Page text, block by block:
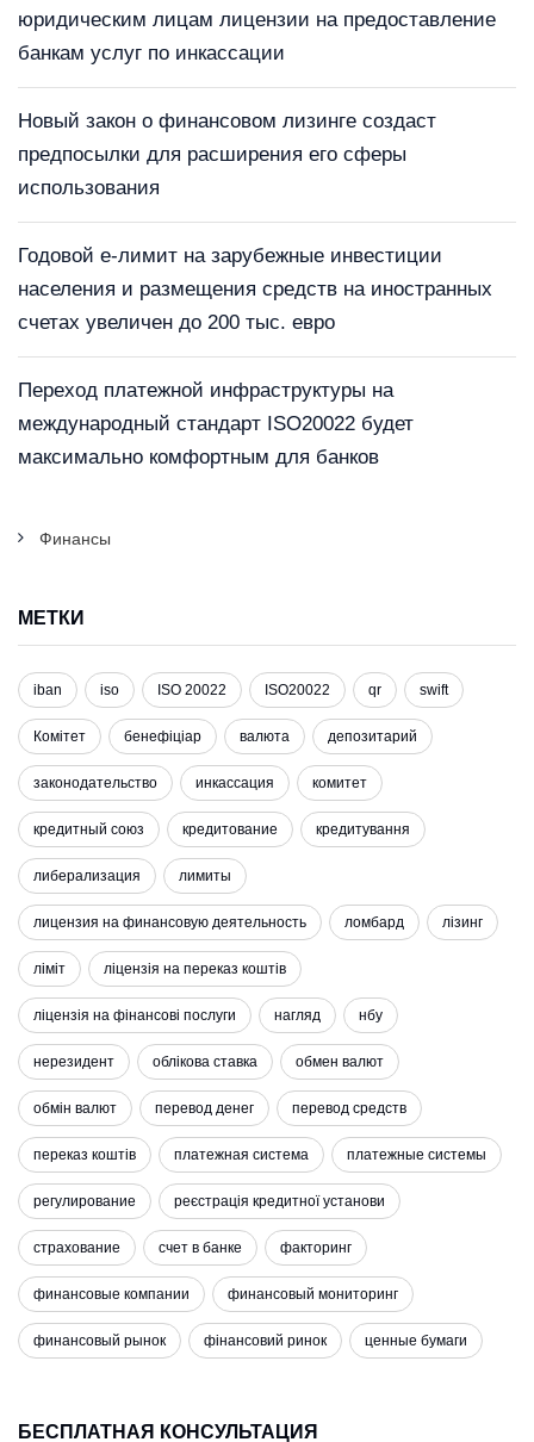
юридическим лицам лицензии на предоставление
банкам услуг по инкассации
Новый закон о финансовом лизинге создаст
предпосылки для расширения его сферы
использования
Годовой е-лимит на зарубежные инвестиции
населения и размещения средств на иностранных
счетах увеличен до 200 тыс. евро
Переход платежной инфраструктуры на
международный стандарт ISO20022 будет
максимально комфортным для банков
Финансы
МЕТКИ
iban iso ISO 20022 ISO20022 qr swift
Комітет бенефіціар валюта депозитарий
законодательство инкассация комитет
кредитный союз кредитование кредитування
либерализация лимиты
лицензия на финансовую деятельность ломбард лізинг
ліміт ліцензія на переказ коштів
ліцензія на фінансові послуги нагляд нбу
нерезидент облікова ставка обмен валют
обмін валют перевод денег перевод средств
переказ коштів платежная система платежные системы
регулирование реєстрація кредитної установи
страхование счет в банке факторинг
финансовые компании финансовый мониторинг
финансовый рынок фінансовий ринок ценные бумаги
БЕСПЛАТНАЯ КОНСУЛЬТАЦИЯ